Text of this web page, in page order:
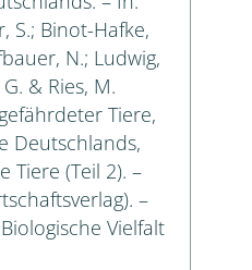
S.; Binot-Hafke,
N.; Ludwig,
& Ries, M.
Tiere,
Deutschlands,
Tiere (Teil 2). –
–
Vielfalt